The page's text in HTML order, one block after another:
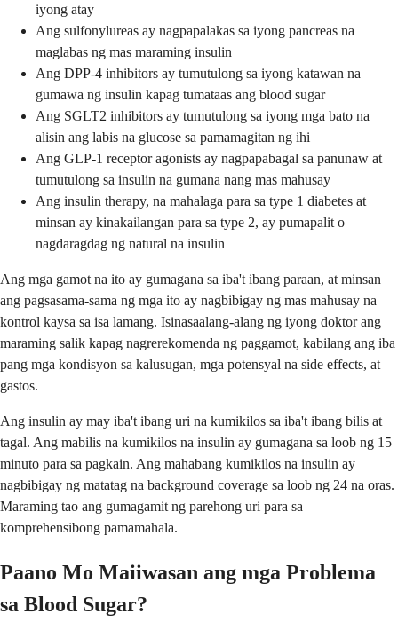
iyong atay
Ang sulfonylureas ay nagpapalakas sa iyong pancreas na
maglabas ng mas maraming insulin
Ang DPP-4 inhibitors ay tumutulong sa iyong katawan na
gumawa ng insulin kapag tumataas ang blood sugar
Ang SGLT2 inhibitors ay tumutulong sa iyong mga bato na
alisin ang labis na glucose sa pamamagitan ng ihi
Ang GLP-1 receptor agonists ay nagpapabagal sa panunaw at
tumutulong sa insulin na gumana nang mas mahusay
Ang insulin therapy, na mahalaga para sa type 1 diabetes at
minsan ay kinakailangan para sa type 2, ay pumapalit o
nagdaragdag ng natural na insulin
Ang mga gamot na ito ay gumagana sa iba't ibang paraan, at minsan
ang pagsasama-sama ng mga ito ay nagbibigay ng mas mahusay na
kontrol kaysa sa isa lamang. Isinasaalang-alang ng iyong doktor ang
maraming salik kapag nagrerekomenda ng paggamot, kabilang ang iba
pang mga kondisyon sa kalusugan, mga potensyal na side effects, at
gastos.
Ang insulin ay may iba't ibang uri na kumikilos sa iba't ibang bilis at
tagal. Ang mabilis na kumikilos na insulin ay gumagana sa loob ng 15
minuto para sa pagkain. Ang mahabang kumikilos na insulin ay
nagbibigay ng matatag na background coverage sa loob ng 24 na oras.
Maraming tao ang gumagamit ng parehong uri para sa
komprehensibong pamamahala.
Paano Mo Maiiwasan ang mga Problema
sa Blood Sugar?